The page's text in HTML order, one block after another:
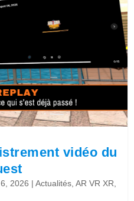
vidéo du
2026 |Actualités ,AR VR XR